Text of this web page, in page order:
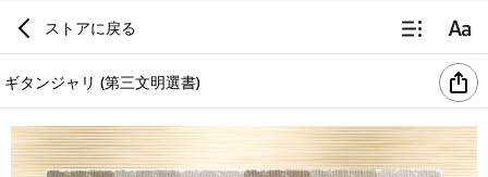
ストアに戻る
ギタンジャリ (第三文明選書)